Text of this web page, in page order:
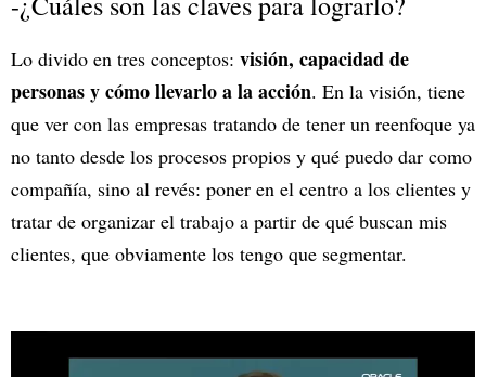
Lo divido en tres conceptos: visión, capacidad de
personas y cómo llevarlo a la acción. En la visión, tiene
que ver con las empresas tratando de tener un reenfoque ya
no tanto desde los procesos propios y qué puedo dar como
compañía, sino al revés: poner en el centro a los clientes y
tratar de organizar el trabajo a partir de qué buscan mis
clientes, que obviamente los tengo que segmentar.